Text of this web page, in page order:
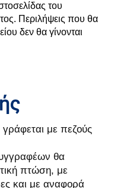
του
Περιλήψεις που θα
δεν θα γίνονται
με πεζούς
θα
πτώση, με
και με αναφορά